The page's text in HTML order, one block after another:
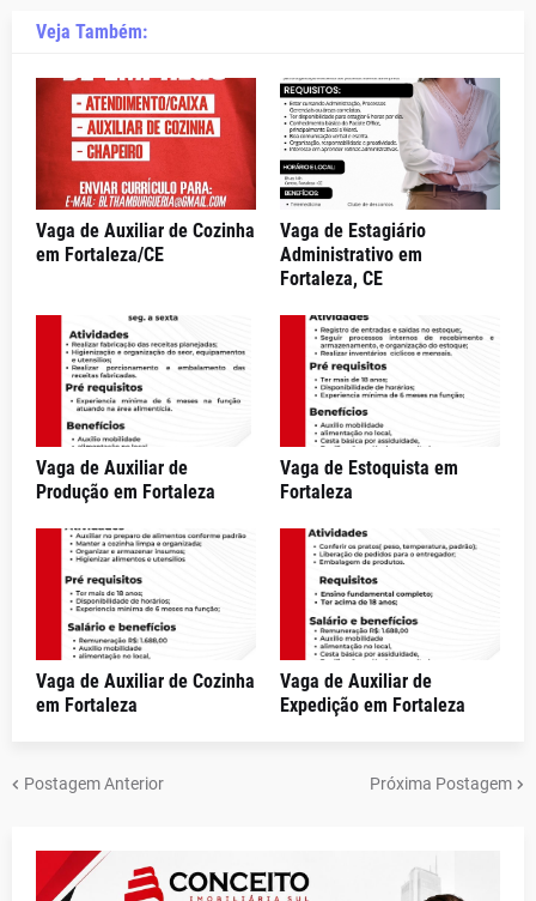
Veja Também:
Vaga de Auxiliar de Cozinha
em Fortaleza/CE
Vaga de Estagiário
Administrativo em
Fortaleza, CE
Vaga de Auxiliar de
Produção em Fortaleza
Vaga de Estoquista em
Fortaleza
Vaga de Auxiliar de Cozinha
em Fortaleza
Vaga de Auxiliar de
Expedição em Fortaleza
Postagem Anterior Próxima Postagem